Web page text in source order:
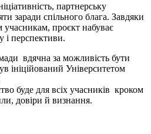
партнерську
заради спільного блага. Завдяки
учасникам, проєкт набуває
і перспективи.
вдячна за можливість бути
ініційований Університетом
буде для всіх учасників кроком
довіри й визнання.